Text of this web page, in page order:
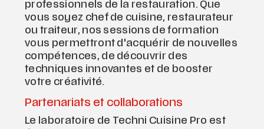
professionnels de la restauration. Que
vous soyez chef de cuisine, restaurateur
ou traiteur, nos sessions de formation
vous permettront d'acquérir de nouvelles
compétences, de découvrir des
techniques innovantes et de booster
votre créativité.
Partenariats et collaborations
Le laboratoire de Techni Cuisine Pro est